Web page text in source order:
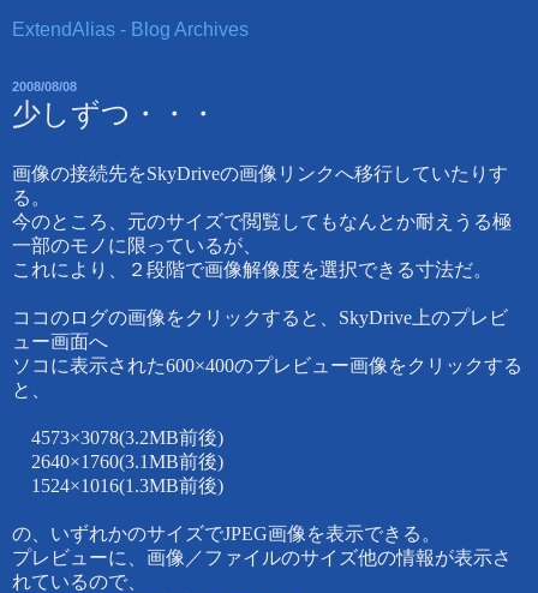
ExtendAlias - Blog Archives
2008/08/08
少しずつ・・・
画像の接続先をSkyDriveの画像リンクへ移行していたりす
る。
今のところ、 元のサイズで閲覧してもなんとか耐えうる極
一部のモノ に限っているが、
これにより、２段階で画像解像度を選択できる寸法だ。
ココのログの画像をクリックすると、 SkyDrive上のプレビ
ュー画面へ
ソコに表示された600×400のプレビュー画像をクリックする
と、
4573×3078(3.2MB前後)
2640×1760(3.1MB前後)
1524×1016(1.3MB前後)
の、いずれかのサイズでJPEG画像を表示できる。
プレビューに、画像／ファイルのサイズ他の情報が表示さ
れているので、